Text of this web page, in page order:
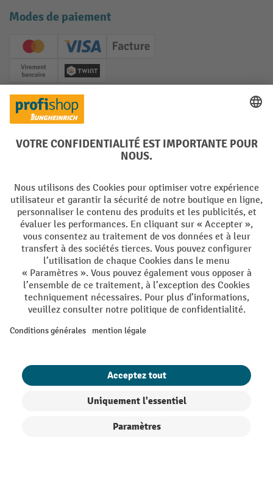
Modes de paiement
Creditcard (Master)Creditcard (Visa)
Facture
Paiement anticipé
Twint
Réseaux sociaux
Facebook
YouTube
LinkedIn
Instagram
Langues
DE FR
Conditions générales de vente Mentions Légales
Protection des Données Politique de cookies
All prices excl. VAT plusshipping costsand possible delivery charges,
if not stated otherwise.
avec d'autres réductions en pourcentage ou bons de réduction. | ² Une
réduction unique est offerte lors de la première inscription à la
newsletter. Le bon, valable 10 jours, peut être utilisé en ligne pour
pourcentage de remise varie selon la catégorie de produits, pouvant